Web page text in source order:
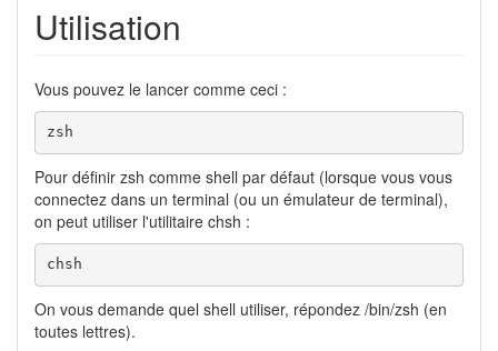
Utilisation
Vous pouvez le lancer comme ceci :
zsh
Pour définir zsh comme shell par défaut (lorsque vous vous
connectez dans un terminal (ou un émulateur de terminal),
on peut utiliser l'utilitaire chsh :
chsh
On vous demande quel shell utiliser, répondez /bin/zsh (en
toutes lettres).